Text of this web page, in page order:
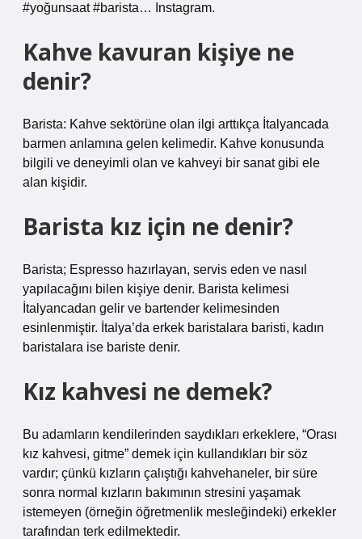
#yoğunsaat #barista… Instagram.
Kahve kavuran kişiye ne
denir?
Barista: Kahve sektörüne olan ilgi arttıkça İtalyancada
barmen anlamına gelen kelimedir. Kahve konusunda
bilgili ve deneyimli olan ve kahveyi bir sanat gibi ele
alan kişidir.
Barista kız için ne denir?
Barista; Espresso hazırlayan, servis eden ve nasıl
yapılacağını bilen kişiye denir. Barista kelimesi
İtalyancadan gelir ve bartender kelimesinden
esinlenmiştir. İtalya’da erkek baristalara baristi, kadın
baristalara ise bariste denir.
Kız kahvesi ne demek?
Bu adamların kendilerinden saydıkları erkeklere, “Orası
kız kahvesi, gitme” demek için kullandıkları bir söz
vardır; çünkü kızların çalıştığı kahvehaneler, bir süre
sonra normal kızların bakımının stresini yaşamak
istemeyen (örneğin öğretmenlik mesleğindeki) erkekler
tarafından terk edilmektedir.